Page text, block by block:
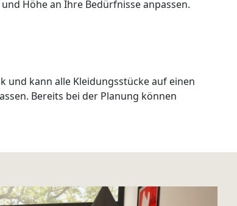
Höhe an Ihre Bedürfnisse anpassen.
und kann alle Kleidungsstücke auf einen
Bereits bei der Planung können